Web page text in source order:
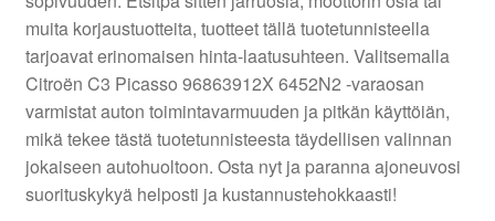
Reklamaatiomenettely
Tarkista
Tietosuojakäytäntö
muita korjaustuotteita, tuotteet tällä tuotetunnisteella
tarjoavat erinomaisen hinta-laatusuhteen. Valitsemalla
Citroën C3 Picasso 96863912X 6452N2 -varaosan
varmistat auton toimintavarmuuden ja pitkän käyttöiän,
mikä tekee tästä tuotetunnisteesta täydellisen valinnan
jokaiseen autohuoltoon. Osta nyt ja paranna ajoneuvosi
suorituskykyä helposti ja kustannustehokkaasti!